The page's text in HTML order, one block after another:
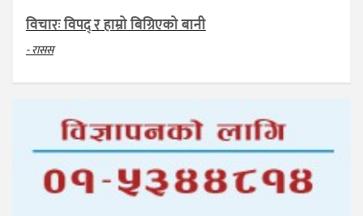
विचारः विपद् र हाम्रो बिग्रिएको बानी
- रासस